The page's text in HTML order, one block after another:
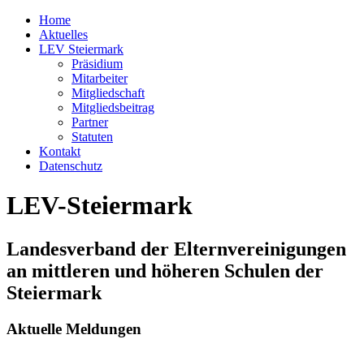
Home
Aktuelles
LEV Steiermark
Präsidium
Mitarbeiter
Mitgliedschaft
Mitgliedsbeitrag
Partner
Statuten
Kontakt
Datenschutz
LEV-Steiermark
Landesverband der Elternvereinigungen
an mittleren und höheren Schulen der
Steiermark
Aktuelle Meldungen